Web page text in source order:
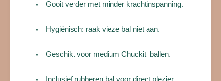
Gooit verder met minder krachtinspanning.
Hygiënisch: raak vieze bal niet aan.
Geschikt voor medium Chuckit! ballen.
Inclusief rubberen bal voor direct plezier.